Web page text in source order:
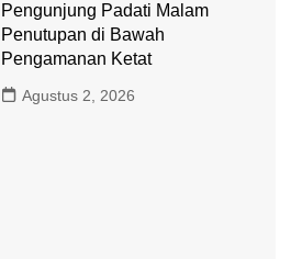
Pengunjung Padati Malam
Penutupan di Bawah
Pengamanan Ketat
Agustus 2, 2026